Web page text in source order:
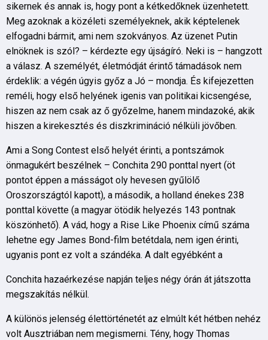
sikernek és annak is, hogy pont a kétkedőknek üzenhetett.
Meg azoknak a közéleti személyeknek, akik képtelenek
elfogadni bármit, ami nem szokványos. Az üzenet Putin
elnöknek is szól? – kérdezte egy újságíró. Neki is – hangzott
a válasz. A személyét, életmódját érintő támadások nem
érdeklik: a végén úgyis győz a Jó – mondja. És kifejezetten
reméli, hogy első helyének igenis van politikai kicsengése,
hiszen az nem csak az ő győzelme, hanem mindazoké, akik
hiszen a kirekesztés és diszkrimináció nélküli jövőben.
Ami a Song Contest első helyét érinti, a pontszámok
önmagukért beszélnek – Conchita 290 ponttal nyert (öt
pontot éppen a másságot oly hevesen gyűlölő
Oroszországtól kapott), a második, a holland énekes 238
ponttal követte (a magyar ötödik helyezés 143 pontnak
köszönhető). A vád, hogy a Rise Like Phoenix című száma
lehetne egy James Bond-film betétdala, nem igen érinti,
ugyanis pont ez volt a szándéka. A dalt egyébként a
Conchita hazaérkezése napján teljes négy órán át játszotta
megszakítás nélkül.
A különös jelenség élettörténetét az elmúlt két hétben nehéz
volt Ausztriában nem megismerni. Tény, hogy Thomas